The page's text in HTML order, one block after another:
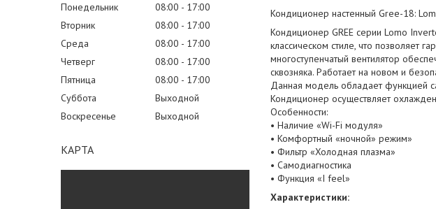
Понедельник 08:00
17:00
Вторник
08:00
17:00
Среда
08:00
17:00
Четверг
08:00
17:00
Пятница
08:00
17:00
Суббота
Выходной
Воскресенье
Выходной
КАРТА
Кондиционер настенный Gree-18:
Кондиционер GREE серии Lomo
классическом стиле, что позволяет
многоступенчатый вентилятор
сквозняка. Работает на новом и
Данная модель обладает функцией
Кондиционер осуществляет
Особенности:
• Наличие «Wi-Fi модуля»
• Комфортный «ночной» режим»
• Фильтр «Холодная плазма»
• Самодиагностика
• Функция «I feel»
Характеристики: